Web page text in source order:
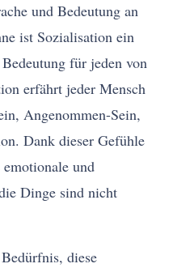
und Bedeutung an
ist Sozialisation ein
für jeden von
erfährt jeder Mensch
Angenommen-Sein,
Dank dieser Gefühle
und
Dinge sind nicht
diese